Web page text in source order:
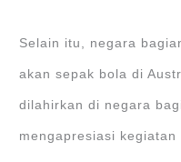
Selain itu, negara
akan sepak bola di
dilahirkan di negara
mengapresiasi kegiatan